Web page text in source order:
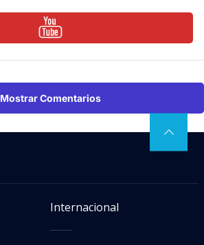
Mostrar Comentarios
Internacional